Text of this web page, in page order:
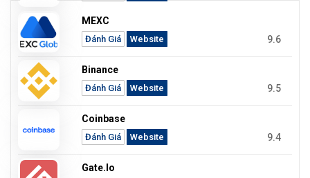
MEXC
Đánh Giá Website 9.6
Binance
Đánh Giá Website 9.5
Coinbase
Đánh Giá Website 9.4
Gate.io